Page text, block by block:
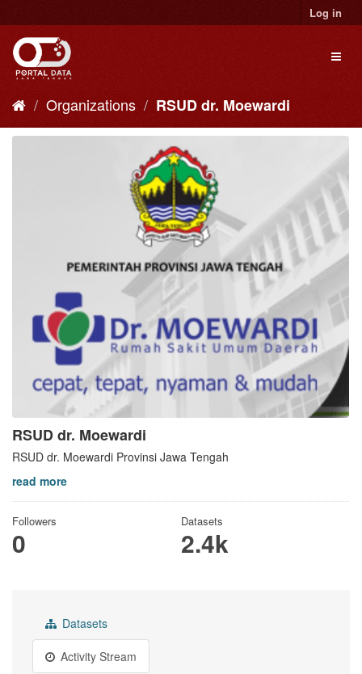
to
content
Log in
Organizations RSUD dr. Moewardi
RSUD dr. Moewardi
RSUD dr. Moewardi Provinsi Jawa Tengah
read more
Followers
0
Datasets
2.4k
Datasets
Activity Stream